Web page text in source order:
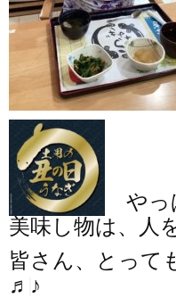
やっ
美味し物は、人
皆さん、とって
♬♩♪